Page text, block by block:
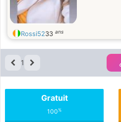
Rossi5233 ans
1
Gratuit
100%